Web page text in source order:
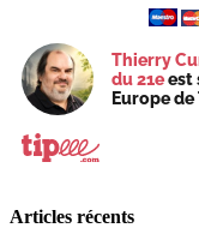
Thierry
du 21eest
Europe
Articles récents